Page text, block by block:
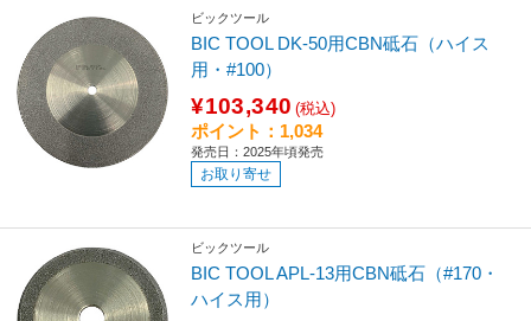
ビックツール
BIC TOOL DK-50用CBN砥石（ハイス
用・#100）
¥103,340 (税込)
ポイント：1,034
発売日：2025年頃発売
お取り寄せ
ビックツール
BIC TOOL APL-13用CBN砥石（#170・
ハイス用）